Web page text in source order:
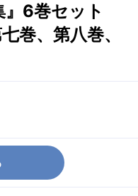
』6巻セット
巻、第八巻、